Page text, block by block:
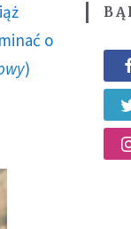
o
)